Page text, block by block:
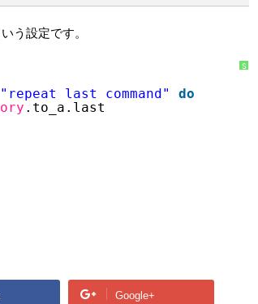
う設定です。
S
"repeat last command"
do
.to_a.last
Google+